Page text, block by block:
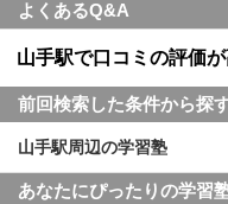
よくあるQ&A
山手駅で口コミの評価
前回検索した条件から探
山手駅周辺の学習塾
あなたにぴったりの学習